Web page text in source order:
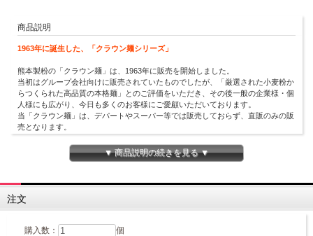
商品説明
1963年に誕生した、「クラウン麺シリーズ」
熊本製粉の「クラウン麺」は、1963年に販売を開始しました。
当初はグループ会社向けに販売されていたものでしたが、「厳選された小麦粉か
らつくられた高品質の本格麺」とのご評価をいただき、その後一般の企業様・個
人様にも広がり、今日も多くのお客様にご愛顧いただいております。
当「クラウン麺」は、デパートやスーパー等では販売しておらず、直販のみの販
売となります。
「こし」が強く、茹で伸びしにくいのが特徴です。
温麺の場合は20分が目安です。
▼ 商品説明の続きを見る ▼
注文
購入数： 個